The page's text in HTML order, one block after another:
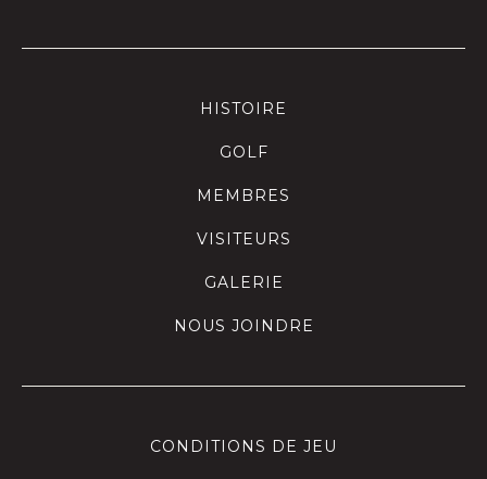
HISTOIRE
GOLF
MEMBRES
VISITEURS
GALERIE
NOUS JOINDRE
CONDITIONS DE JEU